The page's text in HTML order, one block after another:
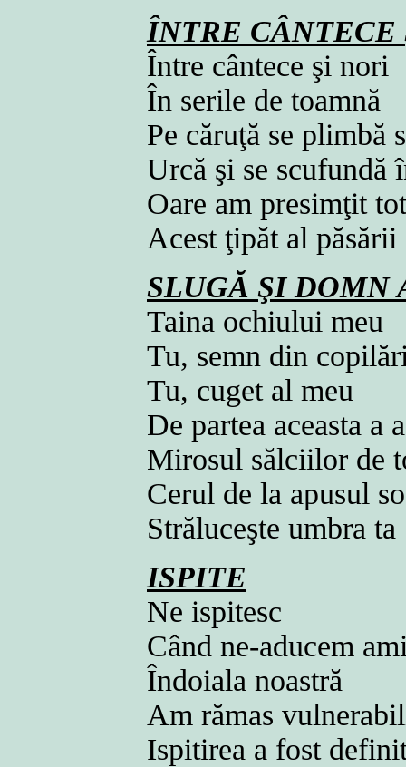
ÎNTRE
Între cântece şi nori
În serile de toamnă
Pe căruţă se plimbă
Urcă şi se scufundă
Oare am presimţit
Acest ţipăt al păsării
SLUGĂ ŞI DOMN
Taina ochiului meu
Tu, semn din
Tu, cuget al meu
De partea aceasta a
Mirosul sălciilor de
Cerul de la apusul
Străluceşte umbra ta
ISPITE
Ne ispitesc
Când ne-aducem
Îndoiala noastră
Am rămas
Ispitirea a fost